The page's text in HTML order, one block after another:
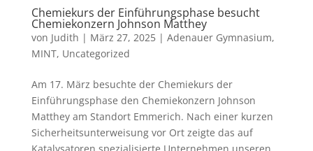
Chemiekurs der Einführungsphase besucht
Chemiekonzern Johnson Matthey
von Judith | März 27, 2025| Adenauer Gymnasium,
MINT, Uncategorized
Am 17. März besuchte der Chemiekurs der
Einführungsphase den Chemiekonzern Johnson
Matthey am Standort Emmerich. Nach einer kurzen
Sicherheitsunterweisung vor Ort zeigte das auf